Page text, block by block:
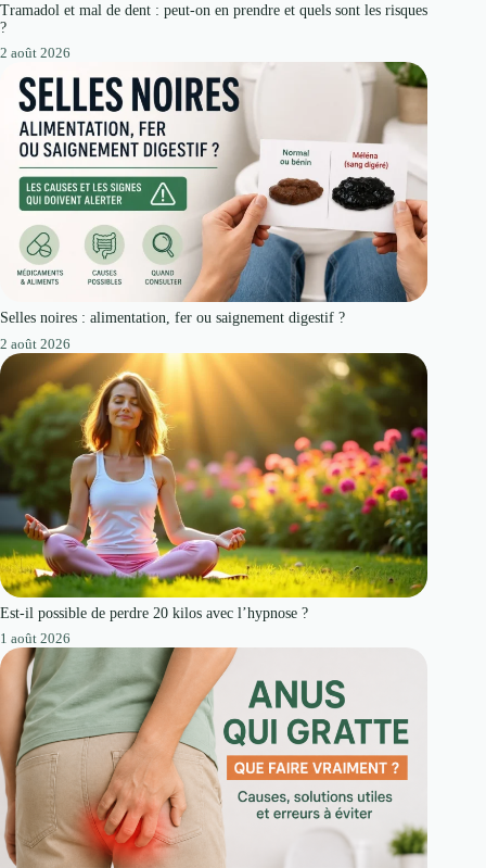
Tramadol et mal de dent : peut-on en prendre et quels sont les risques
?
2 août 2026
Selles noires : alimentation, fer ou saignement digestif ?
2 août 2026
Est-il possible de perdre 20 kilos avec l’hypnose ?
1 août 2026